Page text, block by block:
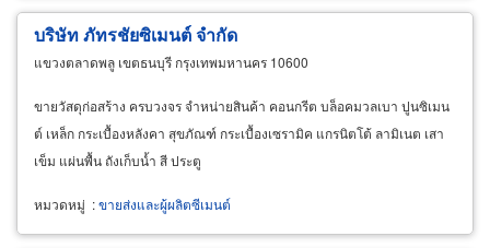
บริษัท ภัทรชัยซิเมนต์ จำกัด
แขวงตลาดพลู เขตธนบุรี กรุงเทพมหานคร 10600
ขายวัสดุก่อสร้าง ครบวงจร จำหน่ายสินค้า คอนกรีต บล็อคมวลเบา ปูนซิเมน
ต์ เหล็ก กระเบื้องหลังคา สุขภัณฑ์ กระเบื้องเซรามิค แกรนิตโต้ ลามิเนต เสา
เข็ม แผ่นพื้น ถังเก็บน้ำ สี ประตู
หมวดหมู่ :ขายส่งและผู้ผลิตซีเมนต์